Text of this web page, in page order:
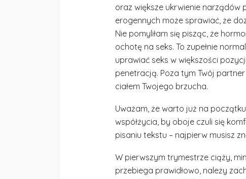
oraz większe ukrwienie narządów
erogennych może sprawiać, że
Nie pomyliłam się pisząc, że
ochotę na seks. To zupełnie
uprawiać seks w większości
penetracją. Poza tym Twój
ciałem Twojego brzucha.
Uważam, że warto już na
współżycia, by oboje czuli się
pisaniu tekstu – najpierw musisz
W pierwszym trymestrze ciąży,
przebiega prawidłowo, należy